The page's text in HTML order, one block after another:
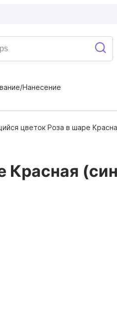
Нанесение
цветок Роза в шаре
Красная